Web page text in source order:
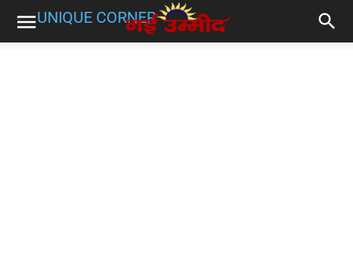
UNIQUE CORNER